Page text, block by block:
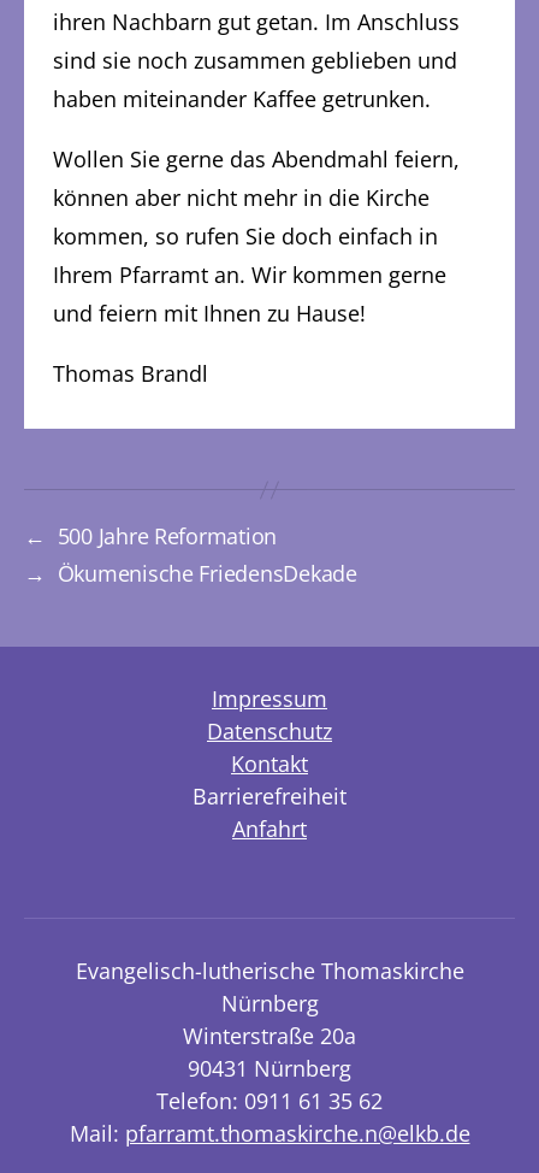
ihren Nachbarn gut getan. Im Anschluss
sind sie noch zusammen geblieben und
haben miteinander Kaffee getrunken.
Wollen Sie gerne das Abendmahl feiern,
können aber nicht mehr in die Kirche
kommen, so rufen Sie doch einfach in
Ihrem Pfarramt an. Wir kommen gerne
und feiern mit Ihnen zu Hause!
Thomas Brandl
← 500 Jahre Reformation
→
Ökumenische FriedensDekade
Impressum
Datenschutz
Kontakt
Barrierefreiheit
Anfahrt
Evangelisch-lutherische Thomaskirche
Nürnberg
Winterstraße 20a
90431 Nürnberg
Telefon: 0911 61 35 62
Mail: pfarramt.thomaskirche.n@elkb.de